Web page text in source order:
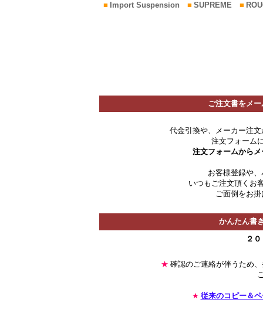
■ Import Suspension ■ SUPREME ■
ご注文書をメ
代金引換や、メーカー注
注文フォーム
注文フォームから
お客様登録や
いつもご注文頂くお
ご面倒をお
かんたん書
２
★ 確認のご連絡が伴うため
★ 従来のコピー＆